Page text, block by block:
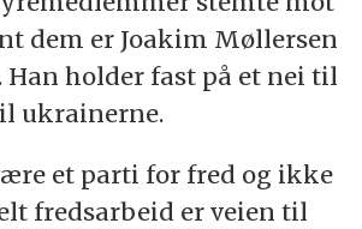
dem er Joakim Møllersen
Han holder fast på et nei til
ukrainerne.
et parti for fred og ikke
fredsarbeid er veien til